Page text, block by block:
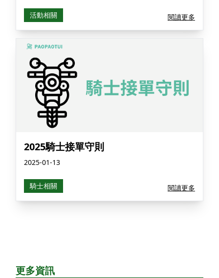
活動相關 閱讀更多
2025騎士接單守則
2025-01-13
騎士相關 閱讀更多
更多資訊